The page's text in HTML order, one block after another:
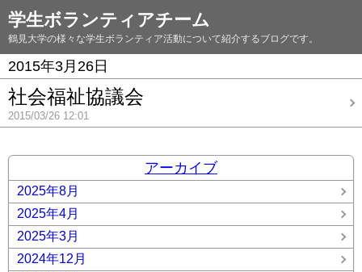
学生ボランティアチーム
鶴見大学の様々な学生ボランティア活動について紹介するブログです。
2015年3月26日
社会福祉協議会
2015/03/26 12:01
アーカイブ
2025年8月
2025年4月
2025年3月
2024年12月